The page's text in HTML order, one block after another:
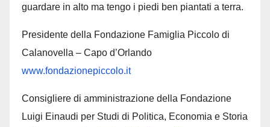
guardare in alto ma tengo i piedi ben piantati a terra.
Presidente della Fondazione Famiglia Piccolo di
Calanovella – Capo d’Orlando
www.fondazionepiccolo.it
Consigliere di amministrazione della Fondazione
Luigi Einaudi per Studi di Politica, Economia e Storia